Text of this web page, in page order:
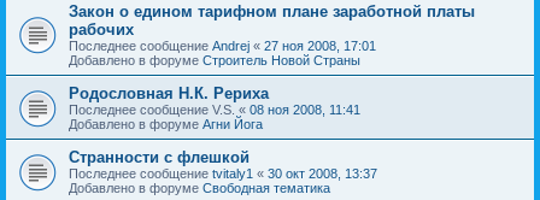
Закон о едином тарифном плане заработной платы
рабочих
Последнее сообщение Andrej « 27 ноя 2008, 17:01
Добавлено в форуме Строитель Новой Страны
Родословная Н.К. Рериха
Последнее сообщение V.S. « 08 ноя 2008, 11:41
Добавлено в форуме Агни Йога
Странности с флешкой
Последнее сообщение tvitaly1 « 30 окт 2008, 13:37
Добавлено в форуме Свободная тематика